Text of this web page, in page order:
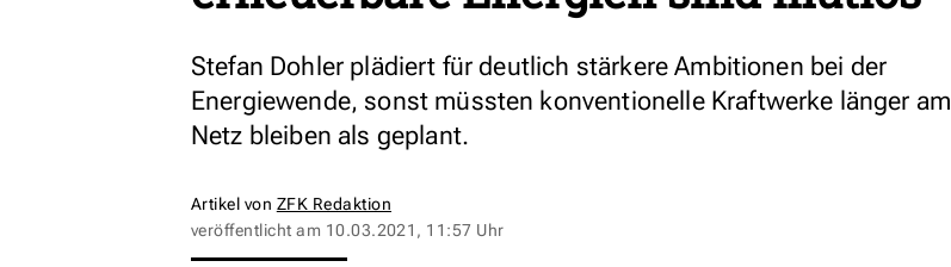
Stefan Dohler plädiert für deutlich stärkere Ambitionen bei der
Energiewende, sonst müssten konventionelle Kraftwerke länger am
Netz bleiben als geplant.
Artikel von ZFK Redaktion
veröffentlicht am 10.03.2021, 11:57 Uhr